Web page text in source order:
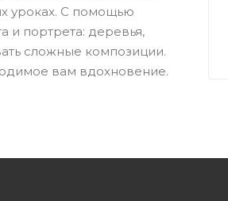
уроках. С помощью
и портрета: деревья,
сложные композиции.
вам вдохновение.